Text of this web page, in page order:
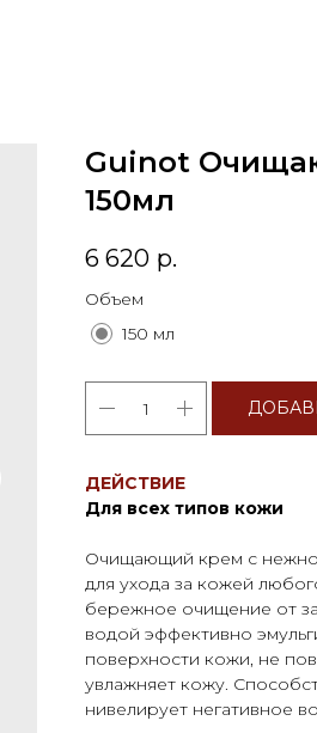
Guinot
150мл
6 620 р.
Объем
150 мл
ДЕЙСТВИЕ
Для всех типов кожи
Очищающий крем с
для ухода за кожей
бережное очищение от
водой эффективно
поверхности кожи, не
увлажняет кожу.
нивелирует негативное